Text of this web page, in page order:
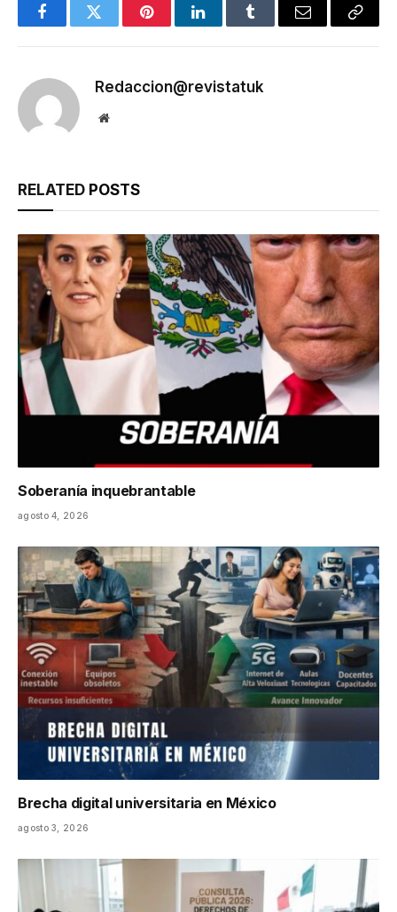
FacebookTwitter PinterestLinkedInTumblr Email
Copy
Redaccion@revistatuk
Website
RELATED POSTS
Soberanía inquebrantable
agosto 4, 2026
Brecha digital universitaria en México
agosto 3, 2026